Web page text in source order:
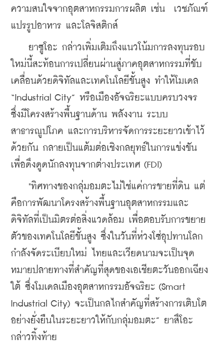
ความสนใจจากอุตสาหกรรมการผลิต เช่น  เวชภัณฑ์
แปรรูปอาหาร และโลจิสติกส์
ยาซูโอะ กล่าวเพิ่มเติมถึงแนวโน้มการลงทุนรอบ
ใหม่นี้สะท้อนการเปลี่ยนผ่านสู่ภาคอุตสาหกรรมที่ขับ
เคลื่อนด้วยดิจิทัลและเทคโนโลยีขั้นสูง ทำให้โมเดล
“Industrial City” หรือเมืองอัจฉริยะแบบครบวงจร
ซึ่งมีโครงสร้างพื้นฐานด้าน พลังงาน ระบบ
สาธารณูปโภค และการบริหารจัดการระยะยาวเข้าไว้
ด้วยกัน กลายเป็นแต้มต่อเชิงกลยุทธ์ในการแข่งขัน
เพื่อดึงดูดนักลงทุนจากต่างประเทศ (FDI)
"ทิศทางของกลุ่มอมตะไม่ใช่แค่การขายที่ดิน แต่
คือการพัฒนาโครงสร้างพื้นฐานอุตสาหกรรมและ
ดิจิทัลที่เป็นมิตรต่อสิ่งแวดล้อม เพื่อตอบรับการขยาย
ตัวของเทคโนโลยีขั้นสูง ซึ่งในวันที่ห่วงโซ่อุปทานโลก
กำลังจัดระเบียบใหม่ ไทยและเวียดนามจะเป็นจุด
หมายปลายทางที่สำคัญที่สุดของเอเชียตะวันออกเฉียง
ใต้ ซึ่งโมเดลเมืองอุตสาหกรรมอัจฉริยะ (Smart
Industrial City) จะเป็นกลไกสำคัญที่สร้างการเติบโต
อย่างยั่งยืนในระยะยาวให้กับกลุ่มอมตะ” ยาสึโอะ
กล่าวทิ้งท้าย